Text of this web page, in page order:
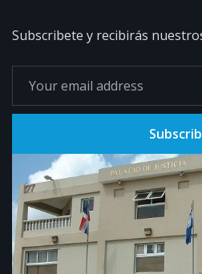
Subscribete y recibirás